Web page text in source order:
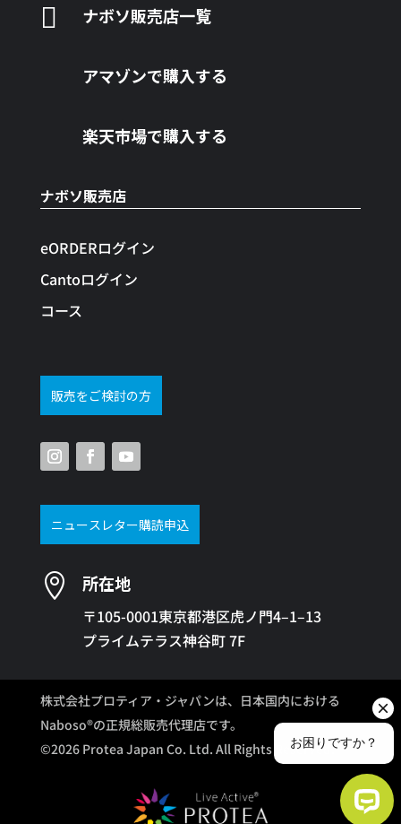
 ナボソ販売店一覧
アマゾンで購入する
楽天市場で購入する
ナボソ販売店
eORDERログイン
Cantoログイン
コース
販売をご検討の方
ニュースレター購読申込
 所在地
〒105-0001東京都港区虎ノ門4–1–13
プライムテラス神谷町 7F
株式会社プロティア・ジャパンは、日本国内における
Naboso®の正規総販売代理店です。
©2026 Protea Japan Co. Ltd. All Rights Reserved.